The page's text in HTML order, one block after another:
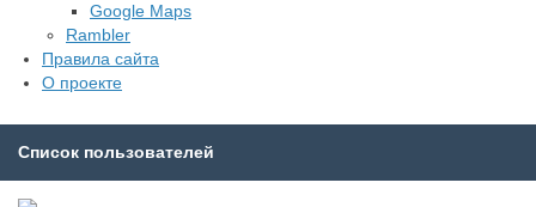
Google Maps
Rambler
Правила сайта
О проекте
Список пользователей